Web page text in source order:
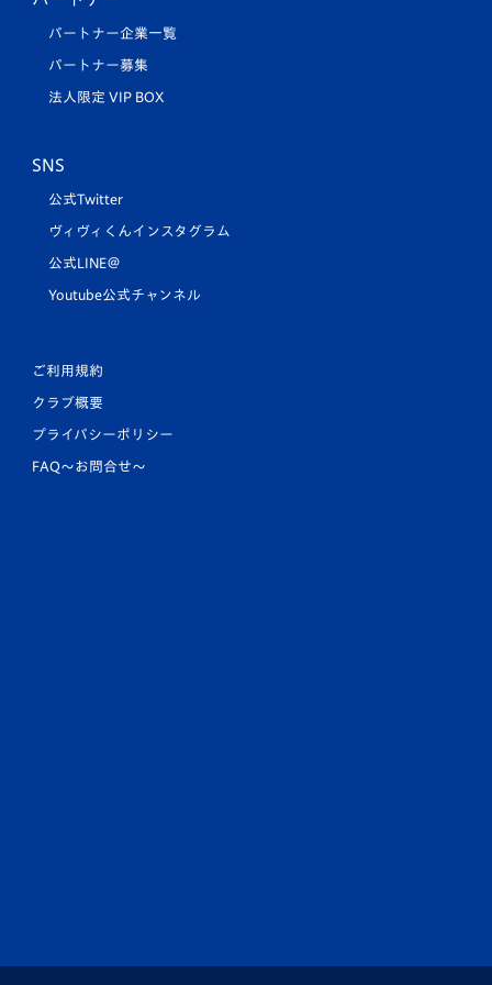
パートナー企業一覧
パートナー募集
法人限定 VIP BOX
SNS
公式Twitter
ヴィヴィくんインスタグラム
公式LINE＠
Youtube公式チャンネル
ご利用規約
クラブ概要
プライバシーポリシー
FAQ〜お問合せ〜